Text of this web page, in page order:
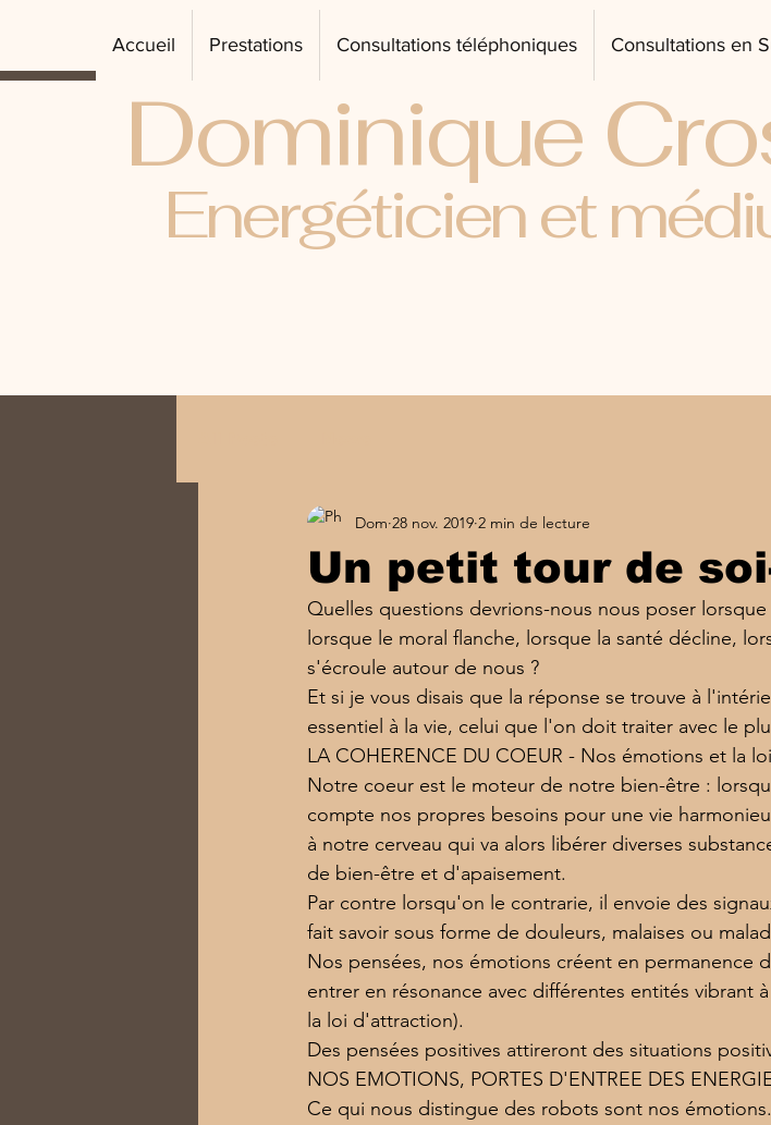
Accueil Prestations Consultations téléphoniques Consultations en
Dominique
Energéticien et
Un petit tour de
Dom 28 nov. 2019 2 min de lecture
Quelles questions devrions-nous nous poser
lorsque le moral flanche, lorsque la santé décline,
s'écroule autour de nous ?
Et si je vous disais que la réponse se trouve à
essentiel à la vie, celui que l'on doit traiter avec le
LA COHERENCE DU COEUR - Nos émotions et la
Notre coeur est le moteur de notre bien-être :
compte nos propres besoins pour une vie
à notre cerveau qui va alors libérer diverses
de bien-être et d'apaisement.
Par contre lorsqu'on le contrarie, il envoie des
fait savoir sous forme de douleurs, malaises ou
Nos pensées, nos émotions créent en permanence
entrer en résonance avec différentes entités vibrant
la loi d'attraction).
Des pensées positives attireront des situations
NOS EMOTIONS, PORTES D'ENTREE DES
Ce qui nous distingue des robots sont nos émotions.